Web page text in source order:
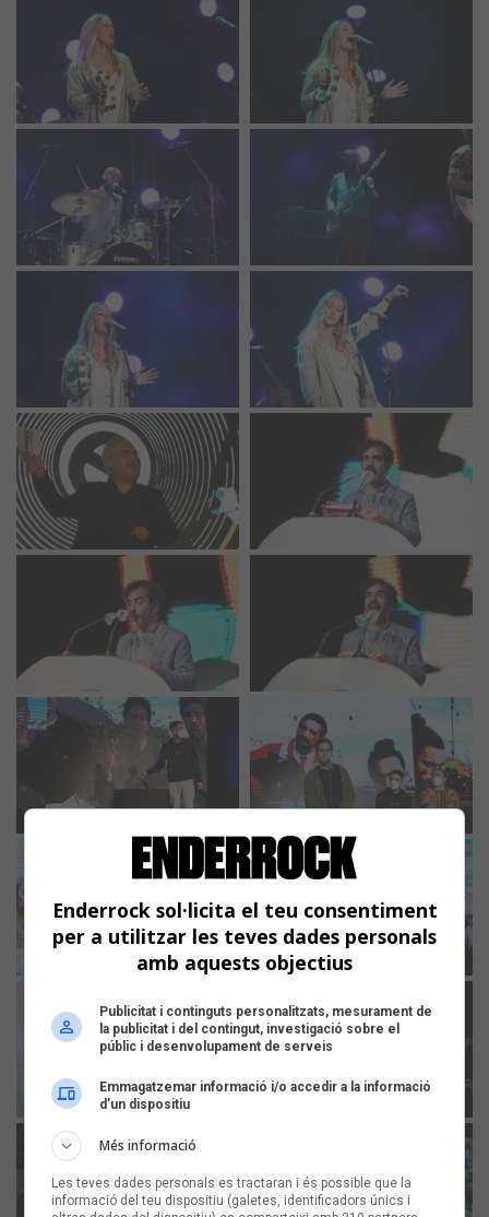
Enderrock sol·licita el teu consentiment
per a utilitzar les teves dades personals
amb aquests objectius
Publicitat i continguts personalitzats, mesurament de
la publicitat i del contingut, investigació sobre el
públic i desenvolupament de serveis
Emmagatzemar informació i/o accedir a la informació
d’un dispositiu
Més informació
Les teves dades personals es tractaran i és possible que la
informació del teu dispositiu (galetes, identificadors únics i